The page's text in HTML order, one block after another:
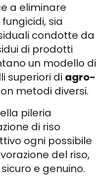
a eliminare
sia
condotte da
di prodotti
un modello di
superiori di agro-
metodi diversi.
pileria
di riso
ogni possibile
del riso,
e genuino.